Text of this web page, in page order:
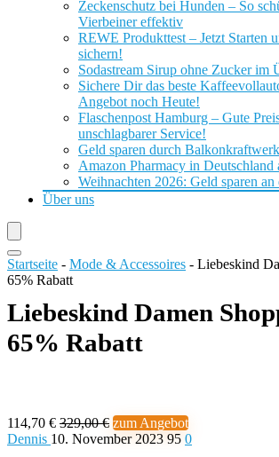
Zeckenschutz bei Hunden – So
Vierbeiner effektiv
REWE Produkttest – Jetzt Starten
sichern!
Sodastream Sirup ohne Zucker im
Sichere Dir das beste
Angebot noch Heute!
Flaschenpost Hamburg – Gute
unschlagbarer Service!
Geld sparen durch
Amazon Pharmacy in Deutschland
Weihnachten 2026: Geld sparen an
Über uns
Startseite - Mode & Accessoires - Liebeskind
65% Rabatt
Liebeskind Damen
65% Rabatt
114,70 € 329,00 € zum Angebot
Dennis 10. November 2023 95 0